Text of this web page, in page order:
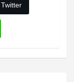
Twitter